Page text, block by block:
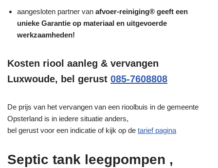
aangesloten partner van afvoer-reiniging® geeft een
unieke Garantie op materiaal en uitgevoerde
werkzaamheden!
Kosten riool aanleg & vervangen
Luxwoude, bel gerust 085-7608808
De prijs van het vervangen van een rioolbuis in de gemeente
Opsterland is in iedere situatie anders,
bel gerust voor een indicatie of kijk op de tarief pagina
Septic tank leegpompen ,